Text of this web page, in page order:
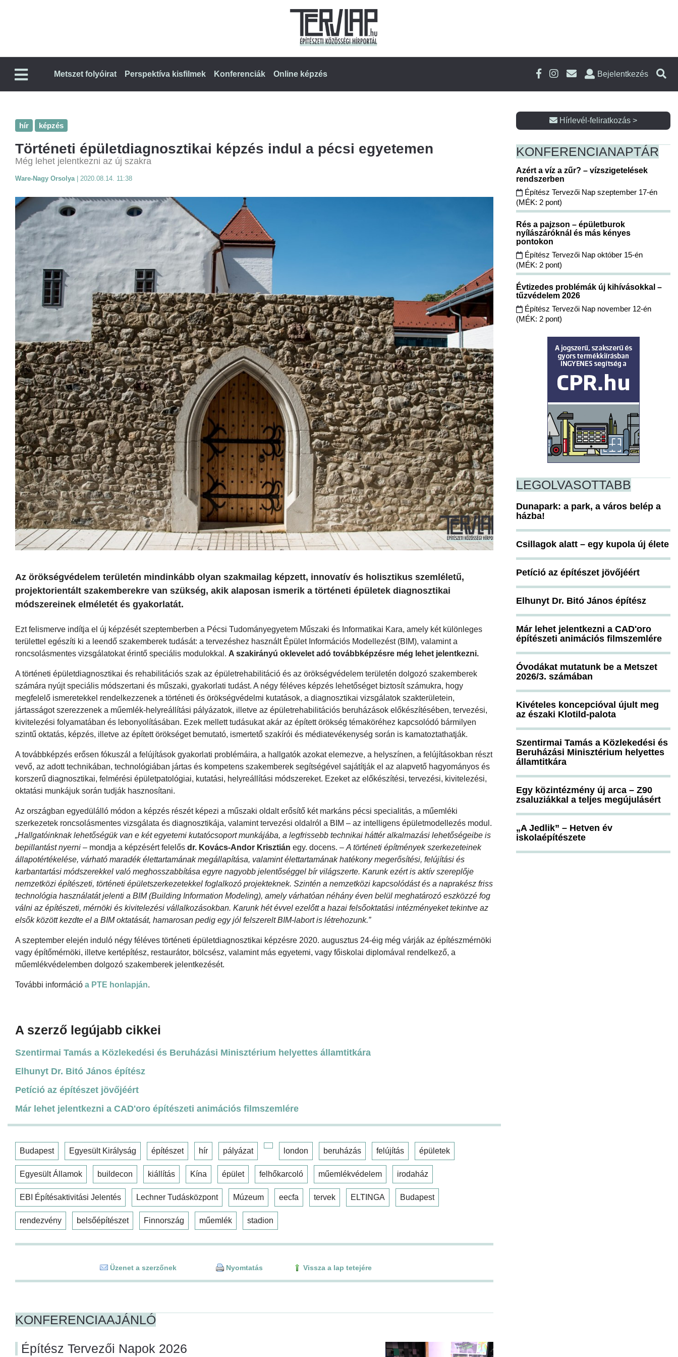
Metszet folyóirat Perspektíva kisfilmek Konferenciák Online képzés Bejelentkezés
hír képzés
Történeti épületdiagnosztikai képzés indul a pécsi egyetemen
Még lehet jelentkezni az új szakra
Ware-Nagy Orsolya 2020.08.14. 11:38
Az örökségvédelem területén mindinkább olyan szakmailag képzett, innovatív és holisztikus szemléletű,
projektorientált szakemberekre van szükség, akik alaposan ismerik a történeti épületek diagnosztikai
módszereinek elméletét és gyakorlatát.
Ezt felismerve indítja el új képzését szeptemberben a Pécsi Tudományegyetem Műszaki és Informatikai Kara, amely két különleges
területtel egészíti ki a leendő szakemberek tudását: a tervezéshez használt Épület Információs Modellezést (BIM), valamint a
roncsolásmentes vizsgálatokat érintő speciális modulokkal. A szakirányú oklevelet adó továbbképzésre még lehet jelentkezni.
A történeti épületdiagnosztikai és rehabilitációs szak az épületrehabilitáció és az örökségvédelem területén dolgozó szakemberek
számára nyújt speciális módszertani és műszaki, gyakorlati tudást. A négy féléves képzés lehetőséget biztosít számukra, hogy
megfelelő ismeretekkel rendelkezzenek a történeti és örökségvédelmi kutatások, a diagnosztikai vizsgálatok szakterületein,
jártasságot szerezzenek a műemlék-helyreállítási pályázatok, illetve az épületrehabilitációs beruházások előkészítésében, tervezési,
kivitelezési folyamatában és lebonyolításában. Ezek mellett tudásukat akár az épített örökség témaköréhez kapcsolódó bármilyen
szintű oktatás, képzés, illetve az épített örökséget bemutató, ismertető szakírói és médiatevékenység során is kamatoztathatják.
A továbbképzés erősen fókuszál a felújítások gyakorlati problémáira, a hallgatók azokat elemezve, a helyszínen, a felújításokban részt
vevő, az adott technikában, technológiában jártas és kompetens szakemberek segítségével sajátítják el az alapvető hagyományos és
korszerű diagnosztikai, felmérési épületpatológiai, kutatási, helyreállítási módszereket. Ezeket az előkészítési, tervezési, kivitelezési,
oktatási munkájuk során tudják hasznosítani.
Az országban egyedülálló módon a képzés részét képezi a műszaki oldalt erősítő két markáns pécsi specialitás, a műemléki
szerkezetek roncsolásmentes vizsgálata és diagnosztikája, valamint tervezési oldalról a BIM – az intelligens épületmodellezés modul.
„Hallgatóinknak lehetőségük van e két egyetemi kutatócsoport munkájába, a legfrissebb technikai háttér alkalmazási lehetőségeibe is
bepillantást nyerni – mondja a képzésért felelős dr. Kovács-Andor Krisztián egy. docens. – A történeti építmények szerkezeteinek
állapotértékelése, várható maradék élettartamának megállapítása, valamint élettartamának hatékony megerősítési, felújítási és
karbantartási módszerekkel való meghosszabbítása egyre nagyobb jelentőséggel bír világszerte. Karunk ezért is aktív szereplője
nemzetközi építészeti, történeti épületszerkezetekkel foglalkozó projekteknek. Szintén a nemzetközi kapcsolódást és a naprakész friss
technológia használatát jelenti a BIM (Building Information Modeling), amely várhatóan néhány éven belül meghatározó eszközzé fog
válni az építészeti, mérnöki és kivitelezési vállalkozásokban. Karunk hét évvel ezelőtt a hazai felsőoktatási intézményeket tekintve az
elsők között kezdte el a BIM oktatását, hamarosan pedig egy jól felszerelt BIM-labort is létrehozunk.”
A szeptember elején induló négy féléves történeti épületdiagnosztikai képzésre 2020. augusztus 24-éig még várják az építészmérnöki
vagy építőmérnöki, illetve kertépítész, restaurátor, bölcsész, valamint más egyetemi, vagy főiskolai diplomával rendelkező, a
műemlékvédelemben dolgozó szakemberek jelentkezését.
További információ a PTE honlapján.
A szerző legújabb cikkei
Szentirmai Tamás a Közlekedési és Beruházási Minisztérium helyettes államtitkára
Elhunyt Dr. Bitó János építész
Petíció az építészet jövőjéért
Már lehet jelentkezni a CAD'oro építészeti animációs filmszemlére
Budapest Egyesült Királyság építészet hír pályázat london beruházás felújítás épületek
Egyesült Államok buildecon kiállítás Kína épület felhőkarcoló műemlékvédelem irodaház
EBI Építésaktivitási Jelentés Lechner Tudásközpont Múzeum eecfa tervek ELTINGA Budapest
rendezvény belsőépítészet Finnország műemlék stadion
Üzenet a szerzőnek Nyomtatás Vissza a lap tetejére
KONFERENCIAAJÁNLÓ
Építész Tervezői Napok 2026
Hírlevél-feliratkozás >
KONFERENCIANAPTÁR
Azért a víz a zűr? – vízszigetelések
rendszerben
Építész Tervezői Nap szeptember 17-én
(MÉK: 2 pont)
Rés a pajzson – épületburok
nyílászáróknál és más kényes
pontokon
Építész Tervezői Nap október 15-én
(MÉK: 2 pont)
Évtizedes problémák új kihívásokkal –
tűzvédelem 2026
Építész Tervezői Nap november 12-én
(MÉK: 2 pont)
LEGOLVASOTTABB
Dunapark: a park, a város belép a
házba!
Csillagok alatt – egy kupola új élete
Petíció az építészet jövőjéért
Elhunyt Dr. Bitó János építész
Már lehet jelentkezni a CAD'oro
építészeti animációs filmszemlére
Óvodákat mutatunk be a Metszet
2026/3. számában
Kivételes koncepcióval újult meg
az északi Klotild-palota
Szentirmai Tamás a Közlekedési és
Beruházási Minisztérium helyettes
államtitkára
Egy közintézmény új arca – Z90
zsaluziákkal a teljes megújulásért
„A Jedlik” – Hetven év
iskolaépítészete